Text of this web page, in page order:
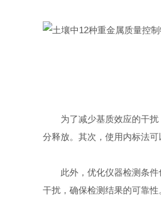
为了减少基质效应的干扰，
分释放。其次，使用内标法
此外，优化仪器检测条件也
干扰，确保检测结果的可靠性